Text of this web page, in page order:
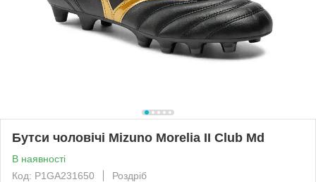
Бутси чоловічі Mizuno Morelia II Club Md
В наявності
Код: P1GA231650
Роздріб